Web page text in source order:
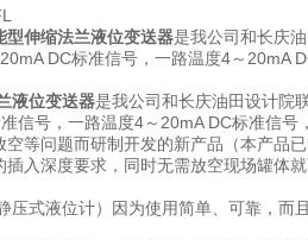
型伸缩法兰液位变送器是我公司和长庆
DC标准信号，一路温度4～20mA
液位变送器是我公司和长庆油田设计院
信号，一路温度4～20mA DC标准信
等问题而研制开发的新产品（本产品
入深度要求，同时无需放空现场罐体
压式液位计）因为使用简单、可靠，